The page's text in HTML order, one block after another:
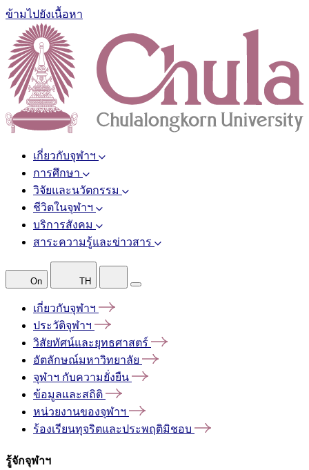
ข้ามไปยังเนื้อหา
เกี่ยวกับจุฬาฯ
การศึกษา
วิจัยและนวัตกรรม
ชีวิตในจุฬาฯ
บริการสังคม
สาระความรู้และข่าวสาร
On TH
เกี่ยวกับจุฬาฯ
ประวัติจุฬาฯ
วิสัยทัศน์และยุทธศาสตร์
อัตลักษณ์มหาวิทยาลัย
จุฬาฯ กับความยั่งยืน
ข้อมูลและสถิติ
หน่วยงานของจุฬาฯ
ร้องเรียนทุจริตและประพฤติมิชอบ
รู้จักจุฬาฯ